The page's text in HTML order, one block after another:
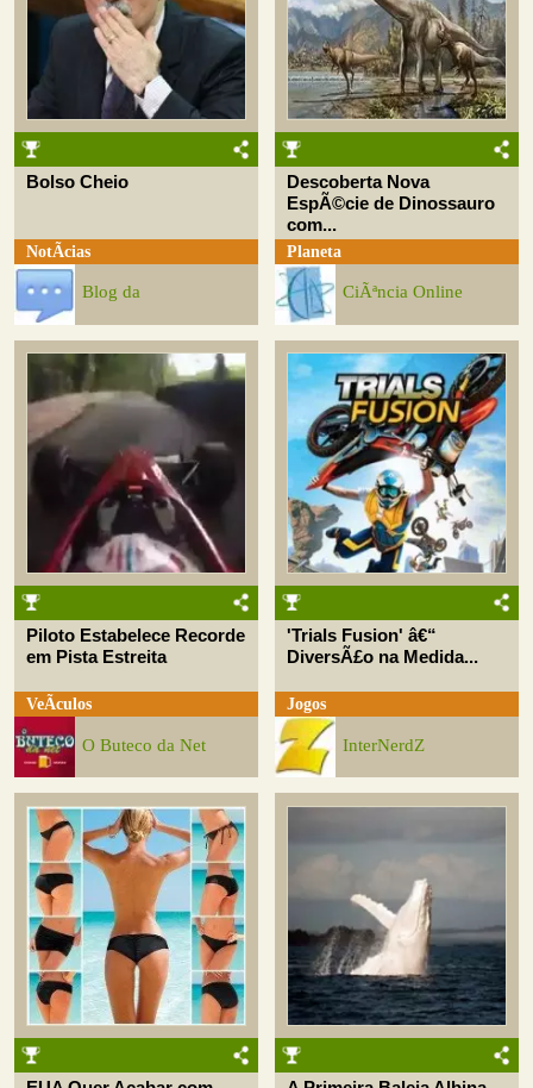
Bolso Cheio
NotÃ­cias
Blog da
Descoberta Nova
EspÃ©cie de Dinossauro
com...
Planeta
CiÃªncia Online
Piloto Estabelece Recorde
em Pista Estreita
VeÃ­culos
O Buteco da Net
'Trials Fusion' â€“
DiversÃ£o na Medida...
Jogos
InterNerdZ